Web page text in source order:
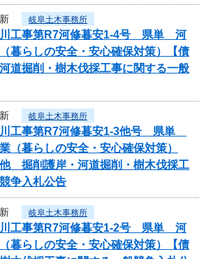
岐阜土木事務所
川工事第R7河修暮安1-4号 県単 河
暮らしの安全・安心確保対策）【債
道掘削・樹木伐採工事に関する一般
岐阜土木事務所
川工事第R7河修暮安1-3他号 県単
（暮らしの安全・安心確保対策）
他 掘削護岸・河道掘削・樹木伐採工
争入札公告
岐阜土木事務所
川工事第R7河修暮安1-2号 県単 河
暮らしの安全・安心確保対策）【債